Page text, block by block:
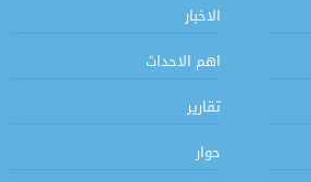
الاخبار
اهم الاحداث
تقارير
حوار